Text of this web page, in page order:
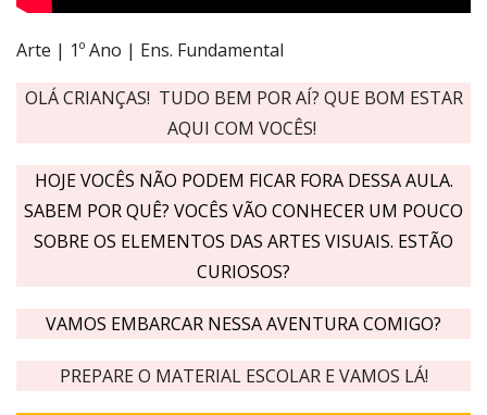
Arte | 1º Ano | Ens. Fundamental
OLÁ CRIANÇAS! TUDO BEM POR AÍ? QUE BOM ESTAR
AQUI COM VOCÊS!
HOJE VOCÊS NÃO PODEM FICAR FORA DESSA AULA.
SABEM POR QUÊ? VOCÊS VÃO CONHECER UM POUCO
SOBRE OS ELEMENTOS DAS ARTES VISUAIS. ESTÃO
CURIOSOS?
VAMOS EMBARCAR NESSA AVENTURA COMIGO?
PREPARE O MATERIAL ESCOLAR E VAMOS LÁ!